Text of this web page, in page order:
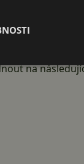
Tentokrát si je
% nezvládl
na